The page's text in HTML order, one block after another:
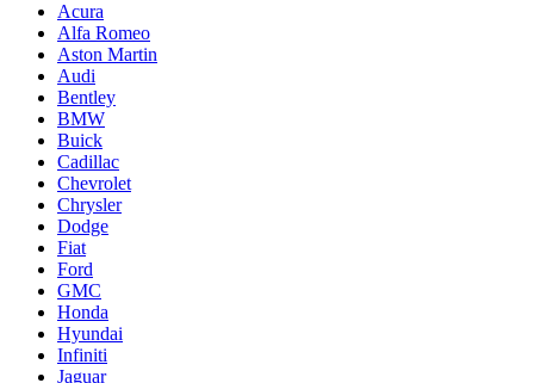
Acura
Alfa Romeo
Aston Martin
Audi
Bentley
BMW
Buick
Cadillac
Chevrolet
Chrysler
Dodge
Fiat
Ford
GMC
Honda
Hyundai
Infiniti
Jaguar